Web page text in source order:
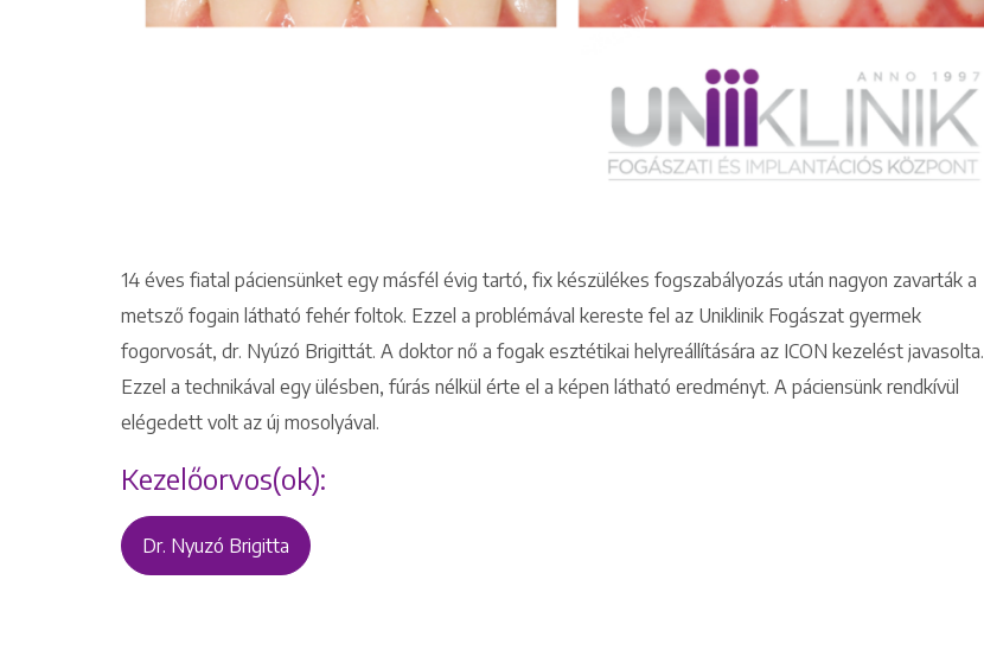
14 éves fiatal páciensünket egy másfél évig tartó, fix készülékes fogszabályozás után nagyon zavarták a
metsző fogain látható fehér foltok. Ezzel a problémával kereste fel az Uniklinik Fogászat gyermek
fogorvosát, dr. Nyúzó Brigittát. A doktor nő a fogak esztétikai helyreállítására az ICON kezelést javasolta.
Ezzel a technikával egy ülésben, fúrás nélkül érte el a képen látható eredményt. A páciensünk rendkívül
elégedett volt az új mosolyával.
Kezelőorvos(ok):
Dr. Nyuzó Brigitta